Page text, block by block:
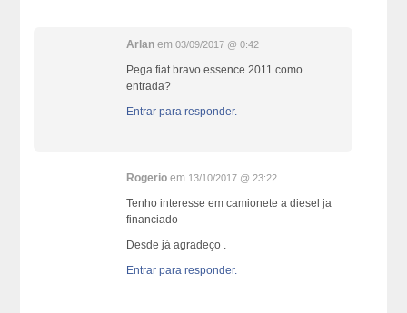
Arlan em03/09/2017 @ 0:42
Pega fiat bravo essence 2011 como
entrada?
Entrar para responder.
Rogerio em 13/10/2017 @ 23:22
Tenho interesse em camionete a diesel ja
financiado
Desde já agradeço .
Entrar para responder.